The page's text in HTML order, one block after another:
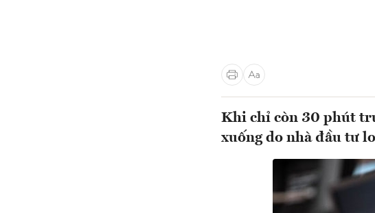
Khi chỉ còn 30 phút
xuống do nhà đầu tư